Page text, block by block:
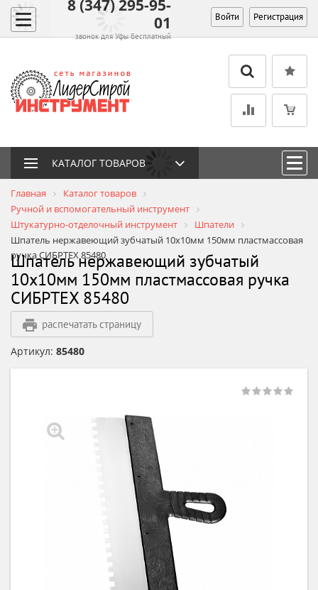
8 (347) 295-95-
01
звонок для Уфы бесплатный
Войти Регистрация
КАТАЛОГ ТОВАРОВ
Главная
Каталог товаров
Ручной и вспомогательный инструмент
Штукатурно-отделочный инструмент
Шпатели
Шпатель нержавеющий зубчатый 10х10мм 150мм пластмассовая
ручка СИБРТЕХ 85480
Шпатель нержавеющий зубчатый
10х10мм 150мм пластмассовая ручка
СИБРТЕХ 85480
распечатать страницу
Артикул: 85480